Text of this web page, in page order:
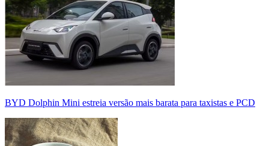
BYD Dolphin Mini estreia versão mais barata para taxistas e PCD